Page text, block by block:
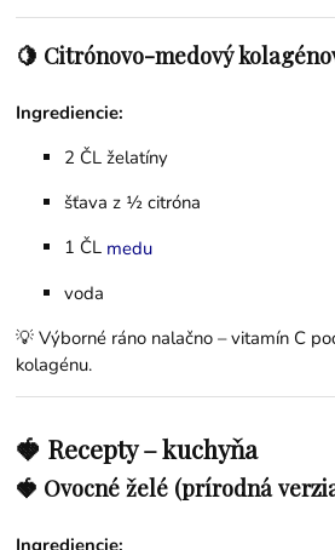
🍋 Citrónovo-medový
Ingrediencie:
2 ČL želatíny
šťava z ½ citróna
1 ČL medu
voda
💡 Výborné ráno nalačno – vitamín C
kolagénu.
🍓 Recepty – kuchyňa
🍓 Ovocné želé (prírodná
Ingrediencie: